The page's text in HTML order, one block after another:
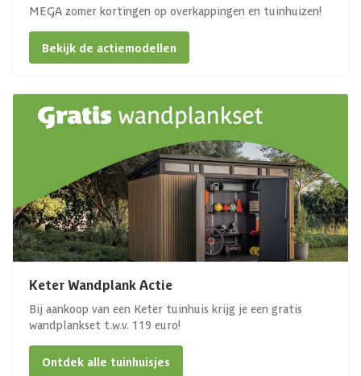
MEGA zomer kortingen op overkappingen en tuinhuizen!
Bekijk de actiemodellen
Keter Wandplank Actie
Bij aankoop van een Keter tuinhuis krijg je een gratis
wandplankset t.w.v. 119 euro!
Ontdek alle tuinhuisjes